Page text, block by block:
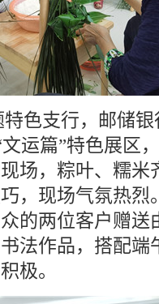
色支行，邮储
文运篇”特色展区
场，粽叶、糯米
，现场气氛热烈
的两位客户赠送
法作品，搭配端
极。